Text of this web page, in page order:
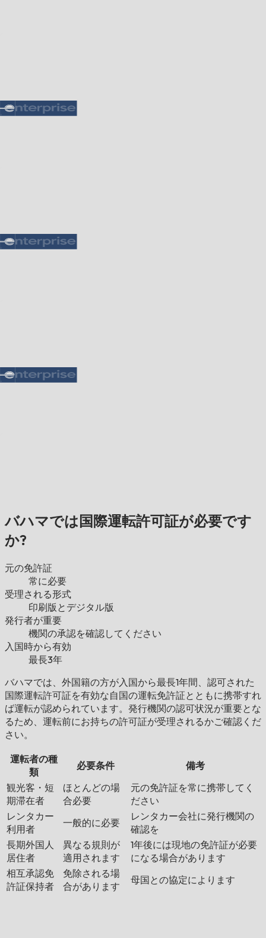
バハマでは国際運転許可証が必要です
か?
元の免許証
常に必要
受理される形式
印刷版とデジタル版
発行者が重要
機関の承認を確認してください
入国時から有効
最長3年
バハマでは、外国籍の方が入国から最長1年間、認可された
国際運転許可証を有効な自国の運転免許証とともに携帯すれ
ば運転が認められています。発行機関の認可状況が重要とな
るため、運転前にお持ちの許可証が受理されるかご確認くだ
さい。
運転者の種
類
必要条件
備考
観光客・短
期滞在者
ほとんどの場
合必要
元の免許証を常に携帯してく
ださい
レンタカー
利用者
一般的に必要
レンタカー会社に発行機関の
確認を
長期外国人
居住者
異なる規則が
適用されます
1年後には現地の免許証が必要
になる場合があります
相互承認免
許証保持者
免除される場
合があります
母国との協定によります